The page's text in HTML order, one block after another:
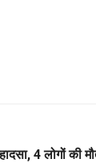
4 लोगों की